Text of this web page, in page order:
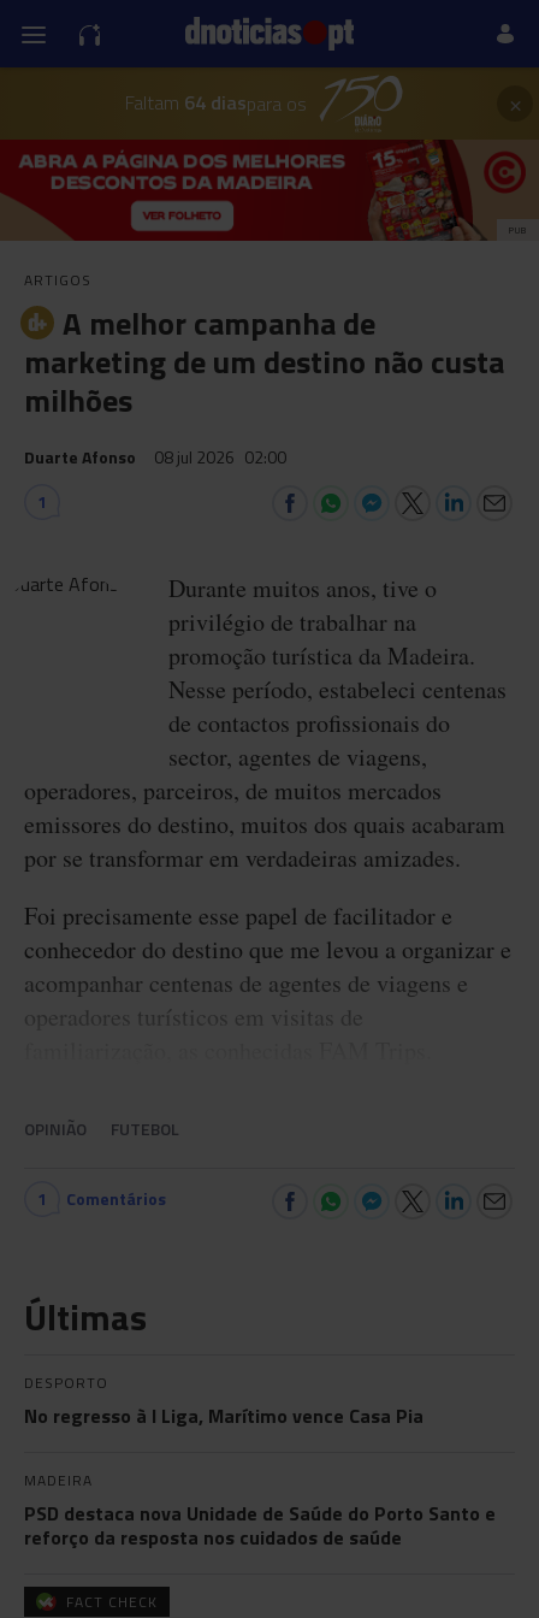
Faltam 64 diaspara os ×
PUB
ARTIGOS
A melhor campanha de
marketing de um destino não custa
milhões
Duarte Afonso 08 jul 2026 02:00
1
Durante muitos anos, tive o
privilégio de trabalhar na
promoção turística da Madeira.
Nesse período, estabeleci centenas
de contactos profissionais do
sector, agentes de viagens,
operadores, parceiros, de muitos mercados
emissores do destino, muitos dos quais acabaram
por se transformar em verdadeiras amizades.
Foi precisamente esse papel de facilitador e
conhecedor do destino que me levou a organizar e
acompanhar centenas de agentes de viagens e
operadores turísticos em visitas de
OPINIÃO FUTEBOL
1 Comentários
Últimas
DESPORTO
No regresso à I Liga, Marítimo vence Casa Pia
MADEIRA
PSD destaca nova Unidade de Saúde do Porto Santo e
reforço da resposta nos cuidados de saúde
FACT CHECK